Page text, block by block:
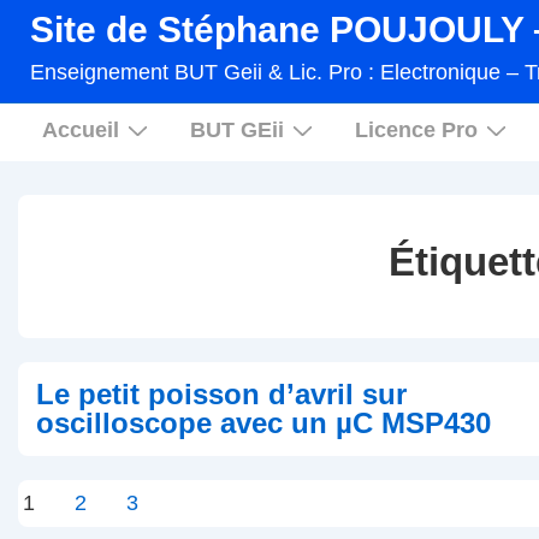
contenu
Site de Stéphane
Enseignement BUT Geii & Lic. Pro : Electronique –
Main
Accueil BUT GEii Licence Pro
Le petit poisson d’avril sur
oscilloscope avec un µC MSP430
Pagination
1 2 3